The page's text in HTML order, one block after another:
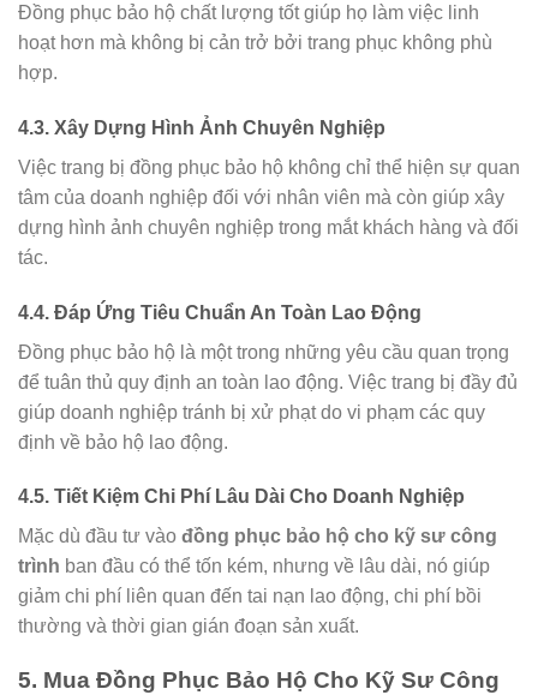
Đồng phục bảo hộ chất lượng tốt giúp họ làm việc linh
hoạt hơn mà không bị cản trở bởi trang phục không phù
hợp.
4.3. Xây Dựng Hình Ảnh Chuyên Nghiệp
Việc trang bị đồng phục bảo hộ không chỉ thể hiện sự quan
tâm của doanh nghiệp đối với nhân viên mà còn giúp xây
dựng hình ảnh chuyên nghiệp trong mắt khách hàng và đối
tác.
4.4. Đáp Ứng Tiêu Chuẩn An Toàn Lao Động
Đồng phục bảo hộ là một trong những yêu cầu quan trọng
để tuân thủ quy định an toàn lao động. Việc trang bị đầy đủ
giúp doanh nghiệp tránh bị xử phạt do vi phạm các quy
định về bảo hộ lao động.
4.5. Tiết Kiệm Chi Phí Lâu Dài Cho Doanh Nghiệp
Mặc dù đầu tư vào đồng phục bảo hộ cho kỹ sư công
trình ban đầu có thể tốn kém, nhưng về lâu dài, nó giúp
giảm chi phí liên quan đến tai nạn lao động, chi phí bồi
thường và thời gian gián đoạn sản xuất.
5. Mua Đồng Phục Bảo Hộ Cho Kỹ Sư Công